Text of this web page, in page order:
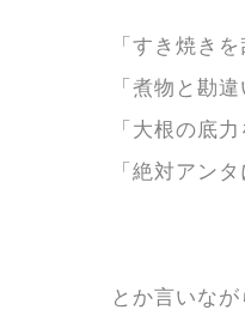
「すき焼き
「煮物と勘
「大根の底
「絶対アン
とか言いな